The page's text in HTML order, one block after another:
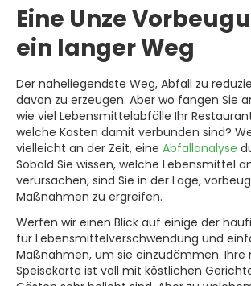
Eine Unze
ein langer Weg
Der naheliegendste Weg, Abfall zu
davon zu erzeugen. Aber wo fangen Sie
wie viel Lebensmittelabfälle Ihr
welche Kosten damit verbunden sind?
vielleicht an der Zeit, eine Abfallanalyse
Sobald Sie wissen, welche Lebensmittel
verursachen, sind Sie in der Lage,
Maßnahmen zu ergreifen.
Werfen wir einen Blick auf einige der
für Lebensmittelverschwendung und
Maßnahmen, um sie einzudämmen. Ihre
Speisekarte ist voll mit köstlichen